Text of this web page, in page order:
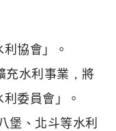
協會」。
充水利事業，將
委員會」。
堡、北斗等水利